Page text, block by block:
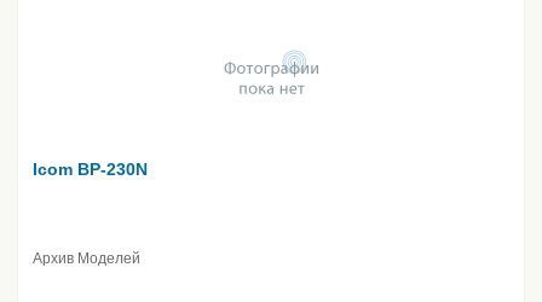
Icom BP-230N
Архив Моделей